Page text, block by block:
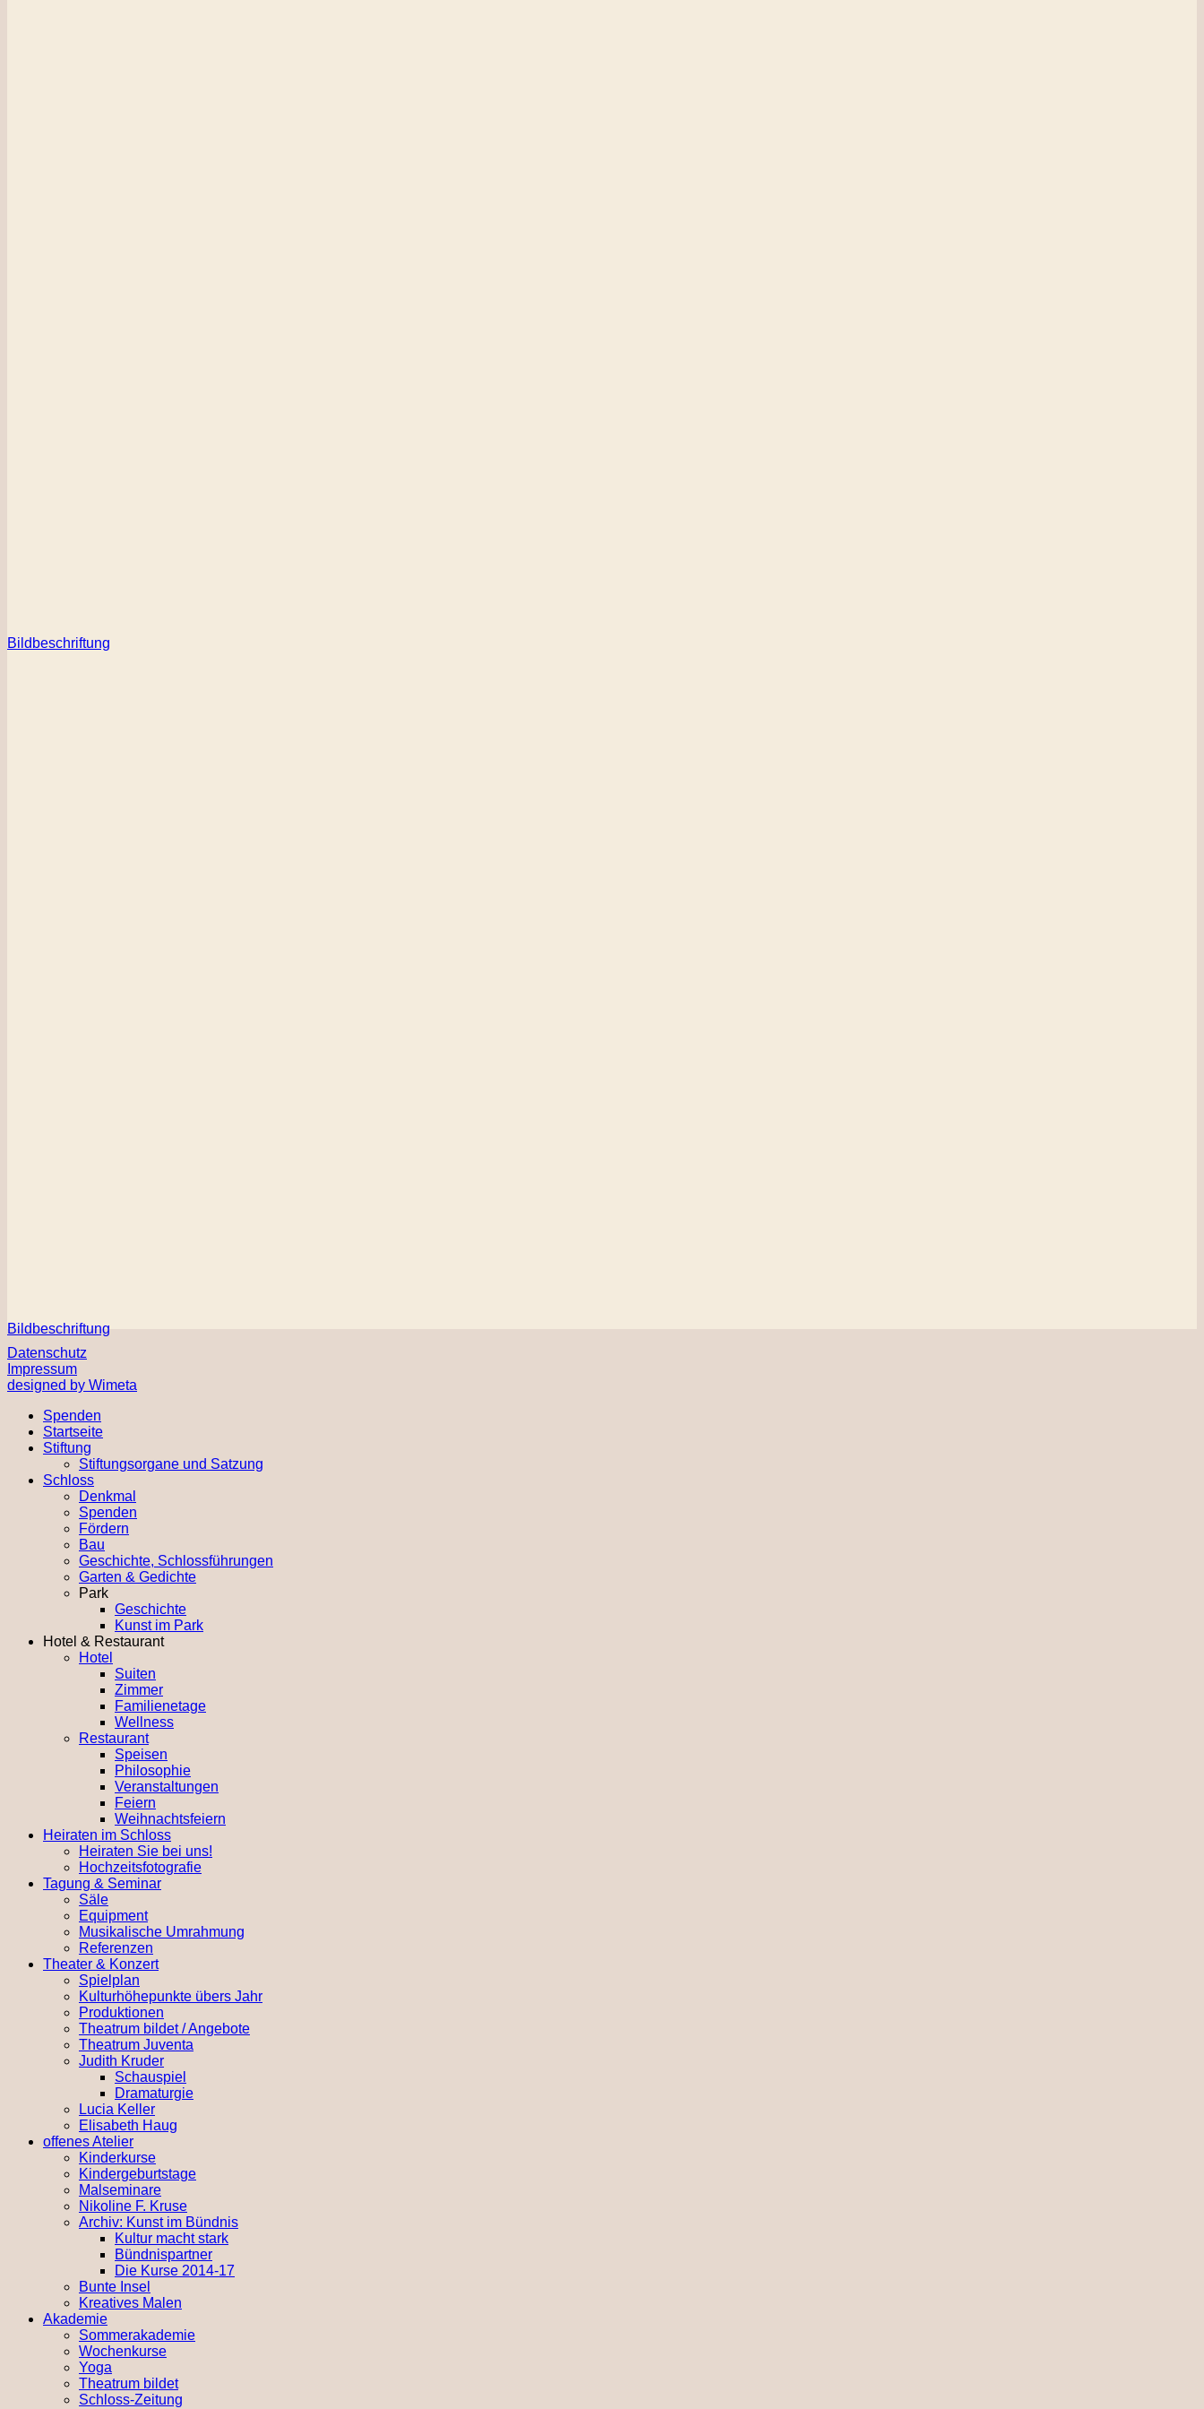
Bildbeschriftung
Bildbeschriftung
Datenschutz
Impressum
designed by Wimeta
Spenden
Startseite
Stiftung
Stiftungsorgane und Satzung
Schloss
Denkmal
Spenden
Fördern
Bau
Geschichte, Schlossführungen
Garten & Gedichte
Park
Geschichte
Kunst im Park
Hotel & Restaurant
Hotel
Suiten
Zimmer
Familienetage
Wellness
Restaurant
Speisen
Philosophie
Veranstaltungen
Feiern
Weihnachtsfeiern
Heiraten im Schloss
Heiraten Sie bei uns!
Hochzeitsfotografie
Tagung & Seminar
Säle
Equipment
Musikalische Umrahmung
Referenzen
Theater & Konzert
Spielplan
Kulturhöhepunkte übers Jahr
Produktionen
Theatrum bildet / Angebote
Theatrum Juventa
Judith Kruder
Schauspiel
Dramaturgie
Lucia Keller
Elisabeth Haug
offenes Atelier
Kinderkurse
Kindergeburtstage
Malseminare
Nikoline F. Kruse
Archiv: Kunst im Bündnis
Kultur macht stark
Bündnispartner
Die Kurse 2014-17
Bunte Insel
Kreatives Malen
Akademie
Sommerakademie
Wochenkurse
Yoga
Theatrum bildet
Schloss-Zeitung